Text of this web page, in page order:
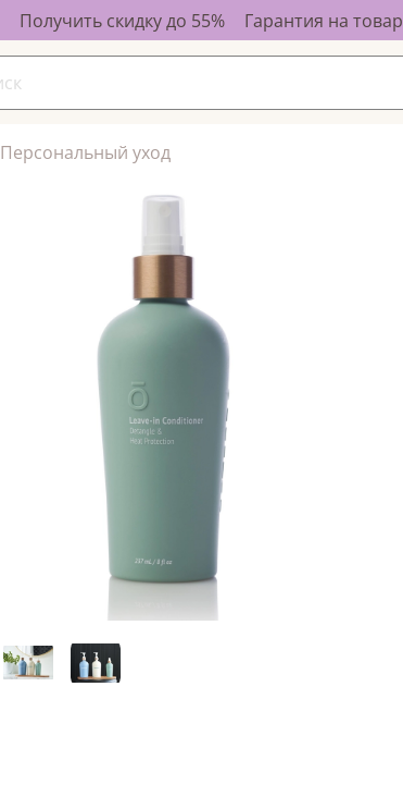
Получить скидку до 55% Гарантия на товар
Персональный уход